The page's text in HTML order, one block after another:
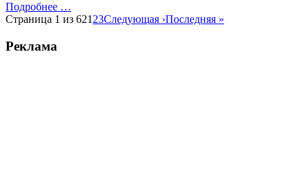
Подробнее …
Страница 1 из 621 23Следующая ›Последняя »
Реклама